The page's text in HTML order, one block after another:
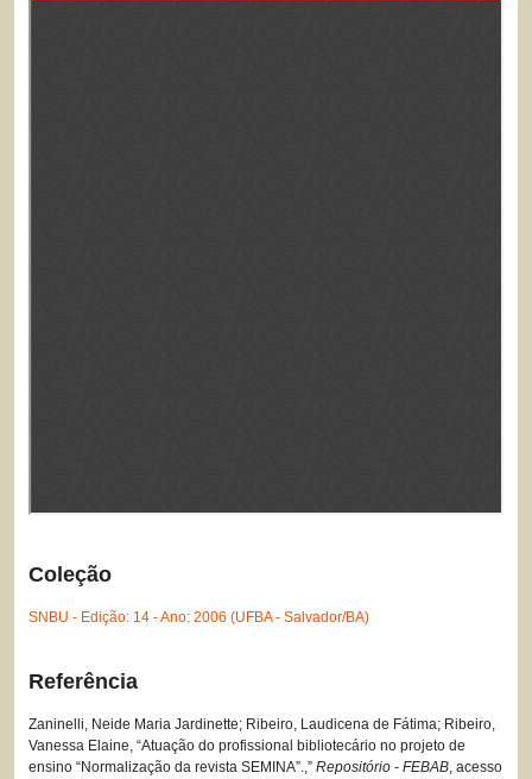
Coleção
SNBU - Edição: 14 - Ano: 2006 (UFBA - Salvador/BA)
Referência
Zaninelli, Neide Maria Jardinette; Ribeiro, Laudicena de Fátima; Ribeiro,
Vanessa Elaine, “Atuação do profissional bibliotecário no projeto de
ensino “Normalização da revista SEMINA”.,” Repositório - FEBAB, acesso